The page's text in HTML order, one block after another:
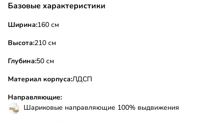
Базовые характеристики
Ширина:160 см
Высота:210 см
Глубина:50 см
Материал корпуса:ЛДСП
Направляющие:
Шариковые направляющие 100% выдвижения